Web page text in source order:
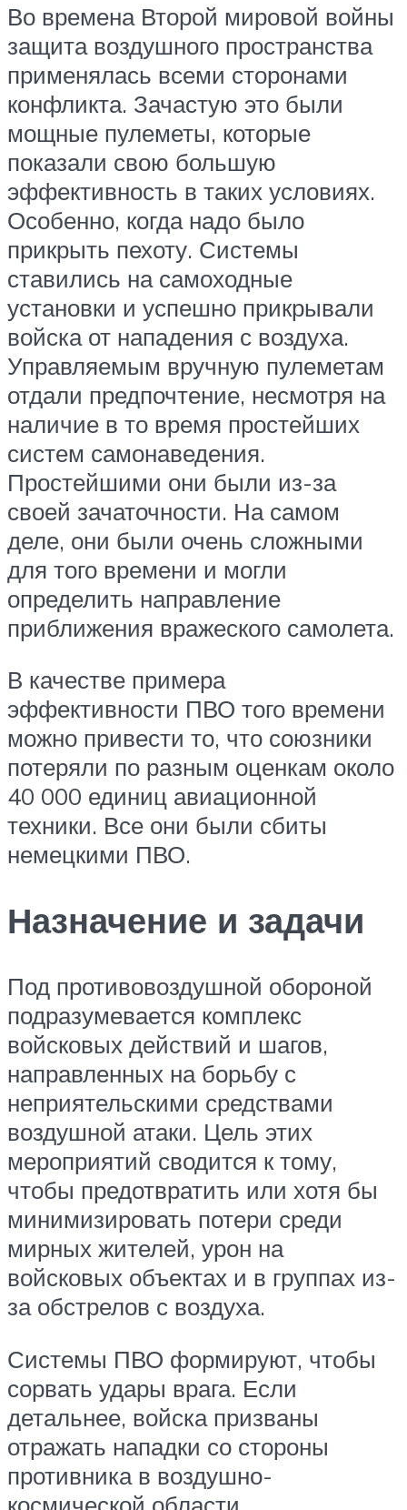
Во времена Второй мировой войны
защита воздушного пространства
применялась всеми сторонами
конфликта. Зачастую это были
мощные пулеметы, которые
показали свою большую
эффективность в таких условиях.
Особенно, когда надо было
прикрыть пехоту. Системы
ставились на самоходные
установки и успешно прикрывали
войска от нападения с воздуха.
Управляемым вручную пулеметам
отдали предпочтение, несмотря на
наличие в то время простейших
систем самонаведения.
Простейшими они были из-за
своей зачаточности. На самом
деле, они были очень сложными
для того времени и могли
определить направление
приближения вражеского самолета.
В качестве примера
эффективности ПВО того времени
можно привести то, что союзники
потеряли по разным оценкам около
40 000 единиц авиационной
техники. Все они были сбиты
немецкими ПВО.
Назначение и задачи
Под противовоздушной обороной
подразумевается комплекс
войсковых действий и шагов,
направленных на борьбу с
неприятельскими средствами
воздушной атаки. Цель этих
мероприятий сводится к тому,
чтобы предотвратить или хотя бы
минимизировать потери среди
мирных жителей, урон на
войсковых объектах и в группах из-
за обстрелов с воздуха.
Системы ПВО формируют, чтобы
сорвать удары врага. Если
детальнее, войска призваны
отражать нападки со стороны
противника в воздушно-